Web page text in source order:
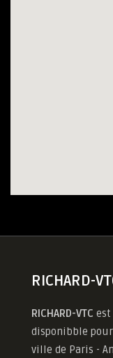
RICHARD-
RICHARD-VTC est
disponibble
ville de Paris -